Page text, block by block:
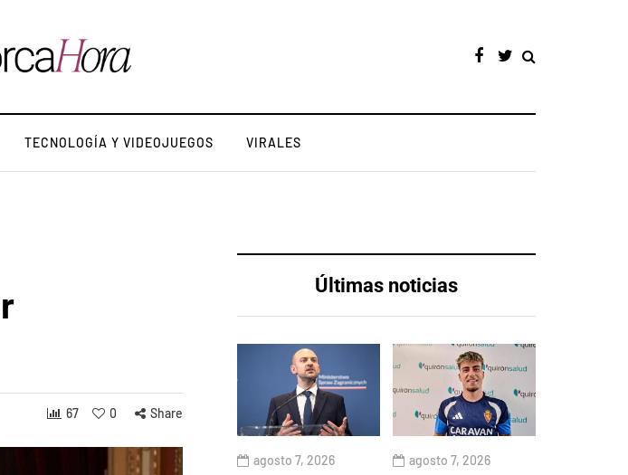
TECNOLOGÍA Y VIDEOJUEGOS VIRALES
67 0 Share
Últimas noticias
agosto 7, 2026 agosto 7, 2026